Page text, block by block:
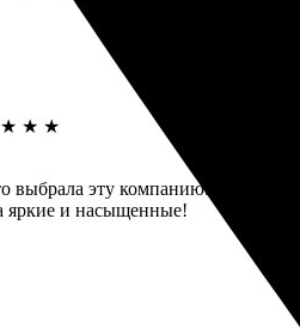
★ ★ ★
выбрала эту компанию. Сначала
яркие и насыщенные!